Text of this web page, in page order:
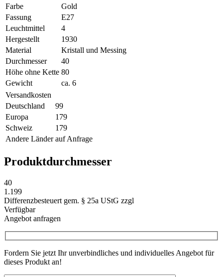
Farbe
Gold
Fassung
E27
Leuchtmittel
4
Hergestellt
1930
Material
Kristall und Messing
Durchmesser
40
Höhe ohne Kette 80
Gewicht
ca. 6
Versandkosten
Deutschland
99
Europa
179
Schweiz
179
Andere Länder auf Anfrage
Produktdurchmesser
40
1.199
Differenzbesteuert gem. § 25a UStG zzgl
Verfügbar
Angebot anfragen
Fordern Sie jetzt Ihr unverbindliches und individuelles Angebot für
dieses Produkt an!